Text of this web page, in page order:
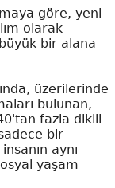
göre, yeni
olarak
bir alana
üzerilerinde
bulunan,
fazla dikili
bir
aynı
yaşam